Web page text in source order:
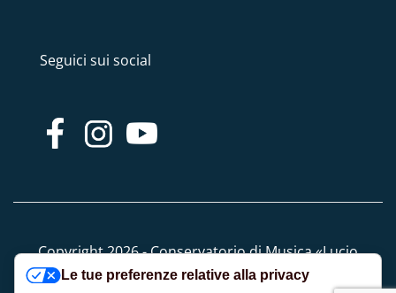
Seguici sui social
Copyright 2026 - Conservatorio di Musica «Lucio
Campiani» - Tutti i diritti riservati
Le tue preferenze relative alla privacy